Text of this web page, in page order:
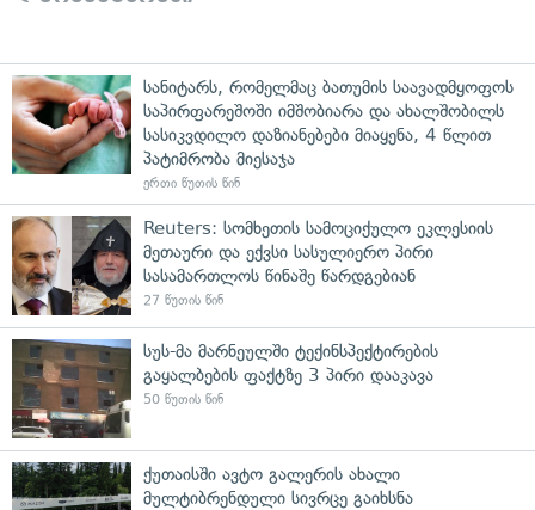
სანიტარს, რომელმაც ბათუმის საავადმყოფოს
საპირფარეშოში იმშობიარა და ახალშობილს
სასიკვდილო დაზიანებები მიაყენა, 4 წლით
პატიმრობა მიესაჯა
ერთი წუთის წინ
Reuters: სომხეთის სამოციქულო ეკლესიის
მეთაური და ექვსი სასულიერო პირი
სასამართლოს წინაშე წარდგებიან
27 წუთის წინ
სუს-მა მარნეულში ტექინსპექტირების
გაყალბების ფაქტზე 3 პირი დააკავა
50 წუთის წინ
ქუთაისში ავტო გალერის ახალი
მულტიბრენდული სივრცე გაიხსნა